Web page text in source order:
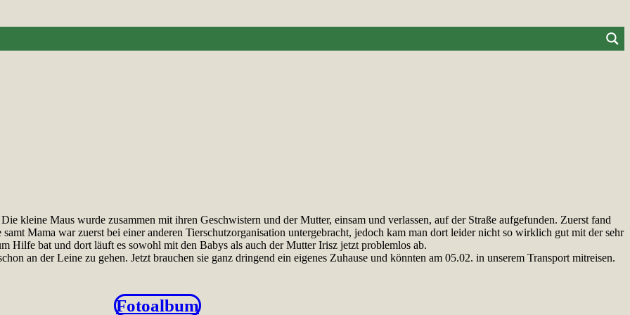
kleine Maus wurde zusammen mit ihren Geschwistern und der Mutter, einsam und verlassen, auf der Straße aufgefunden. Zuerst fand
Mama war zuerst bei einer anderen Tierschutzorganisation untergebracht, jedoch kam man dort leider nicht so wirklich gut mit der sehr
Hilfe bat und dort läuft es sowohl mit den Babys als auch der Mutter Irisz jetzt problemlos ab.
an der Leine zu gehen. Jetzt brauchen sie ganz dringend ein eigenes Zuhause und könnten am 05.02. in unserem Transport mitreisen.
Fotoalbum